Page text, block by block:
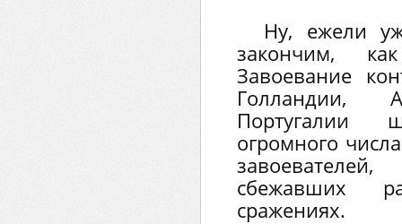
Ну, ежели
закончим,
Завоевание
Голландии,
огромного
сбежавших
сражениях.